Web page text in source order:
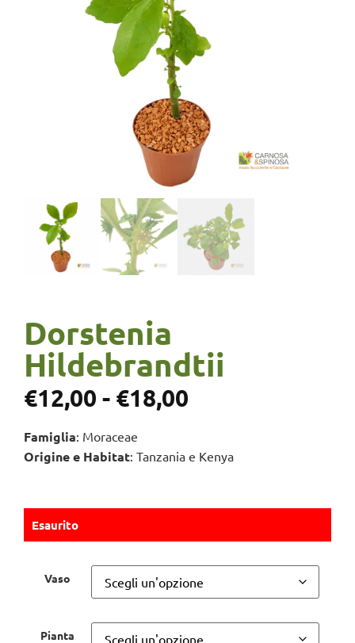
Dorstenia
Hildebrandtii
€12,00 - €18,00
Famiglia: Moraceae
Origine e Habitat: Tanzania e Kenya
Esaurito
Vaso
Pianta